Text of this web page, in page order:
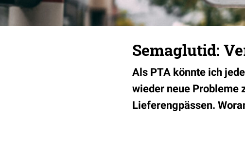
Semaglutid:
Als PTA könnte ich
wieder neue Probleme
Lieferengpässen.